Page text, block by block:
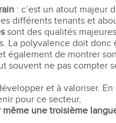
: c’est un atout majeur
différents tenants et
sont des qualités
polyvalence doit donc
également de montrer
souvent ne pas compter
et à valoriser.
pour ce secteur,
une troisième
MBA
Centre de